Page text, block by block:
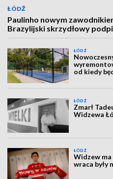
ŁÓDŹ
Paulinho nowym
Brazylijski skrzydłowy
ŁÓDŹ
od kiedy
ŁÓDŹ
Zmarł
Widzewa
ŁÓDŹ
Widzew
wraca były